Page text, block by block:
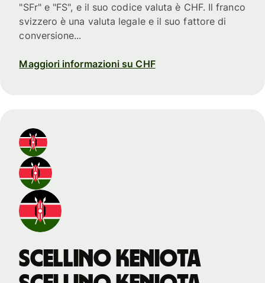
"SFr" e "FS", e il suo codice valuta è CHF. Il franco
svizzero è una valuta legale e il suo fattore di
conversione...
Maggiori informazioni su CHF
scellino keniota